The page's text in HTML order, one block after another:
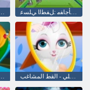
ﺔﻗﺍﺪﺼﻟﺍ ﺓﻮﺧﻷ ﺍ ﺓﺄﺟﺎﻔﻣ :ﻞﻔﻄﻟﺍ ﻲﻠﺴﻋ
طفل عسلي طفل عسلي - القط المشاغب